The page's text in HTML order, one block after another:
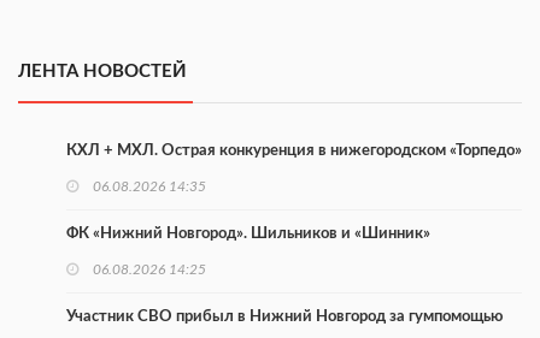
ЛЕНТА НОВОСТЕЙ
КХЛ + МХЛ. Острая конкуренция в нижегородском «Торпедо»
06.08.2026 14:35
ФК «Нижний Новгород». Шильников и «Шинник»
06.08.2026 14:25
Участник СВО прибыл в Нижний Новгород за гумпомощью